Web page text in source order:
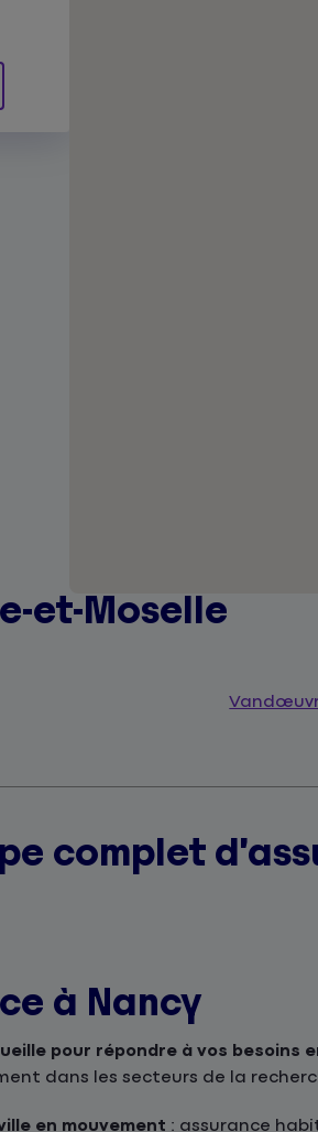
et-Moselle
complet
à Nancy
pour répondre à vos besoins
dans les secteurs de la
en mouvement : assurance